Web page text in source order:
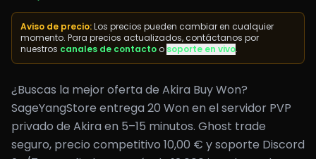
Aviso de precio:Los precios pueden cambiar en cualquier
momento. Para precios actualizados, contáctanos por
nuestros canales de contacto o soporte en vivo.
¿Buscas la mejor oferta de Akira Buy Won?
SageYangStore entrega 20 Won en el servidor PVP
privado de Akira en 5–15 minutos. Ghost trade
seguro, precio competitivo 10,00 € y soporte Discord